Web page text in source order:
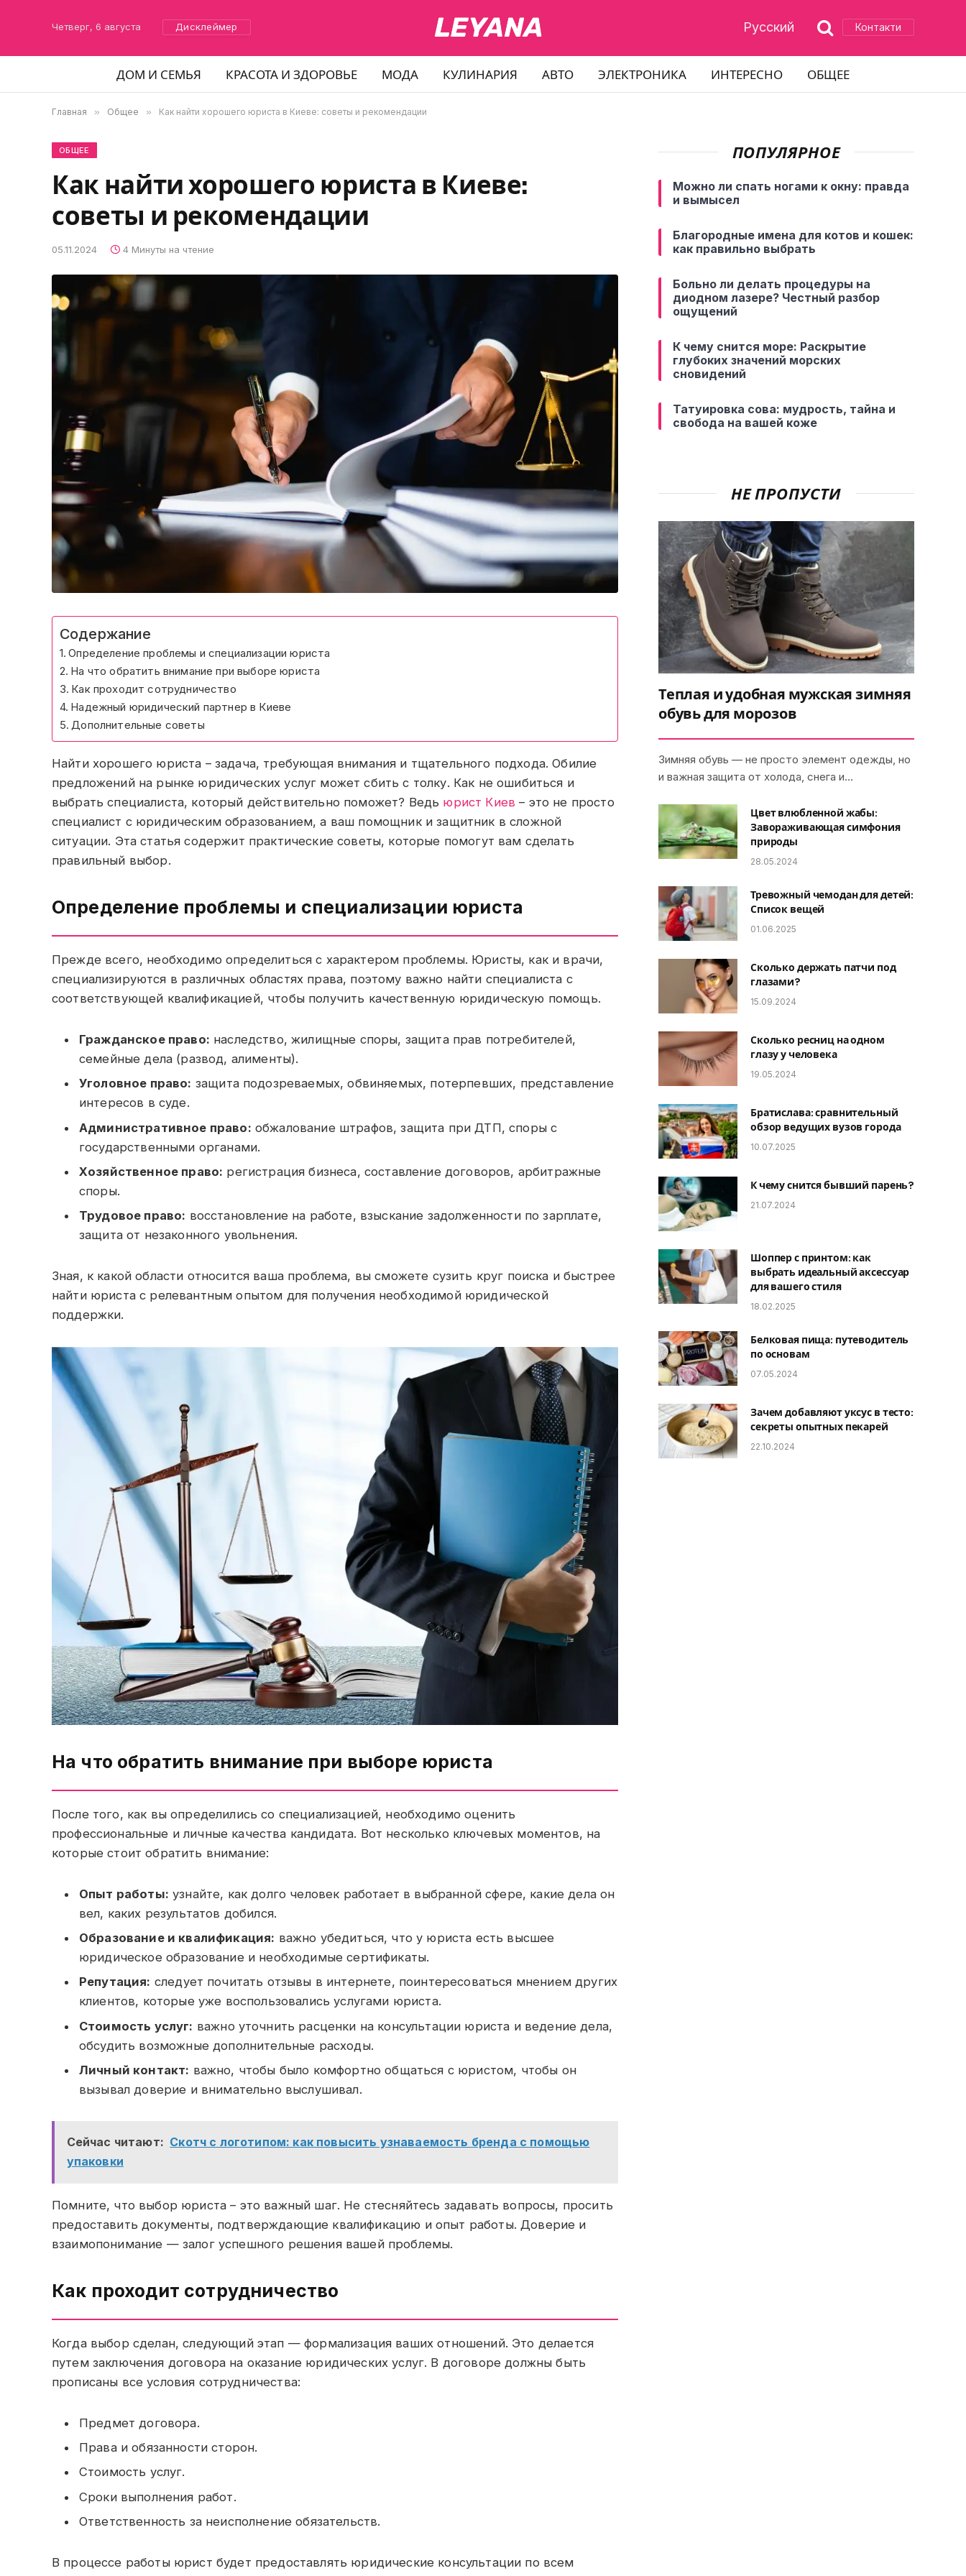
Четверг, 6 августа Дисклеймер Русский Контакти
ДОМ И СЕМЬЯ КРАСОТА И ЗДОРОВЬЕ МОДА КУЛИНАРИЯ АВТО ЭЛЕКТРОНИКА ИНТЕРЕСНО ОБЩЕЕ
Главная » Общее » Как найти хорошего юриста в Киеве: советы и рекомендации
ОБЩЕЕ
Как найти хорошего юриста в Киеве:
советы и рекомендации
05.11.2024 4 Минуты на чтение
Содержание
Определение проблемы и специализации юриста
На что обратить внимание при выборе юриста
Как проходит сотрудничество
Надежный юридический партнер в Киеве
Дополнительные советы
Найти хорошего юриста – задача, требующая внимания и тщательного подхода. Обилие
предложений на рынке юридических услуг может сбить с толку. Как не ошибиться и
выбрать специалиста, который действительно поможет? Ведь юрист Киев – это не просто
специалист с юридическим образованием, а ваш помощник и защитник в сложной
ситуации. Эта статья содержит практические советы, которые помогут вам сделать
правильный выбор.
Определение проблемы и специализации юриста
Прежде всего, необходимо определиться с характером проблемы. Юристы, как и врачи,
специализируются в различных областях права, поэтому важно найти специалиста с
соответствующей квалификацией, чтобы получить качественную юридическую помощь.
Гражданское право: наследство, жилищные споры, защита прав потребителей,
семейные дела (развод, алименты).
Уголовное право: защита подозреваемых, обвиняемых, потерпевших, представление
интересов в суде.
Административное право: обжалование штрафов, защита при ДТП, споры с
государственными органами.
Хозяйственное право: регистрация бизнеса, составление договоров, арбитражные
споры.
Трудовое право: восстановление на работе, взыскание задолженности по зарплате,
защита от незаконного увольнения.
Зная, к какой области относится ваша проблема, вы сможете сузить круг поиска и быстрее
найти юриста с релевантным опытом для получения необходимой юридической
поддержки.
На что обратить внимание при выборе юриста
После того, как вы определились со специализацией, необходимо оценить
профессиональные и личные качества кандидата. Вот несколько ключевых моментов, на
которые стоит обратить внимание:
Опыт работы: узнайте, как долго человек работает в выбранной сфере, какие дела он
вел, каких результатов добился.
Образование и квалификация: важно убедиться, что у юриста есть высшее
юридическое образование и необходимые сертификаты.
Репутация: следует почитать отзывы в интернете, поинтересоваться мнением других
клиентов, которые уже воспользовались услугами юриста.
Стоимость услуг: важно уточнить расценки на консультации юриста и ведение дела,
обсудить возможные дополнительные расходы.
Личный контакт: важно, чтобы было комфортно общаться с юристом, чтобы он
вызывал доверие и внимательно выслушивал.
Сейчас читают: Скотч с логотипом: как повысить узнаваемость бренда с помощью
упаковки
Помните, что выбор юриста – это важный шаг. Не стесняйтесь задавать вопросы, просить
предоставить документы, подтверждающие квалификацию и опыт работы. Доверие и
взаимопонимание — залог успешного решения вашей проблемы.
Как проходит сотрудничество
Когда выбор сделан, следующий этап — формализация ваших отношений. Это делается
путем заключения договора на оказание юридических услуг. В договоре должны быть
прописаны все условия сотрудничества:
Предмет договора.
Права и обязанности сторон.
Стоимость услуг.
Сроки выполнения работ.
Ответственность за неисполнение обязательств.
В процессе работы юрист будет предоставлять юридические консультации по всем
ПОПУЛЯРНОЕ
Можно ли спать ногами к окну: правда
и вымысел
Благородные имена для котов и кошек:
как правильно выбрать
Больно ли делать процедуры на
диодном лазере? Честный разбор
ощущений
К чему снится море: Раскрытие
глубоких значений морских
сновидений
Татуировка сова: мудрость, тайна и
свобода на вашей коже
НЕ ПРОПУСТИ
Теплая и удобная мужская зимняя
обувь для морозов
Зимняя обувь — не просто элемент одежды, но
и важная защита от холода, снега и…
Цвет влюбленной жабы:
Завораживающая симфония
природы
28.05.2024
Тревожный чемодан для детей:
Список вещей
01.06.2025
Сколько держать патчи под
глазами?
15.09.2024
Сколько ресниц на одном
глазу у человека
19.05.2024
Братислава: сравнительный
обзор ведущих вузов города
10.07.2025
К чему снится бывший парень?
21.07.2024
Шоппер с принтом: как
выбрать идеальный аксессуар
для вашего стиля
18.02.2025
Белковая пища: путеводитель
по основам
07.05.2024
Зачем добавляют уксус в тесто:
секреты опытных пекарей
22.10.2024